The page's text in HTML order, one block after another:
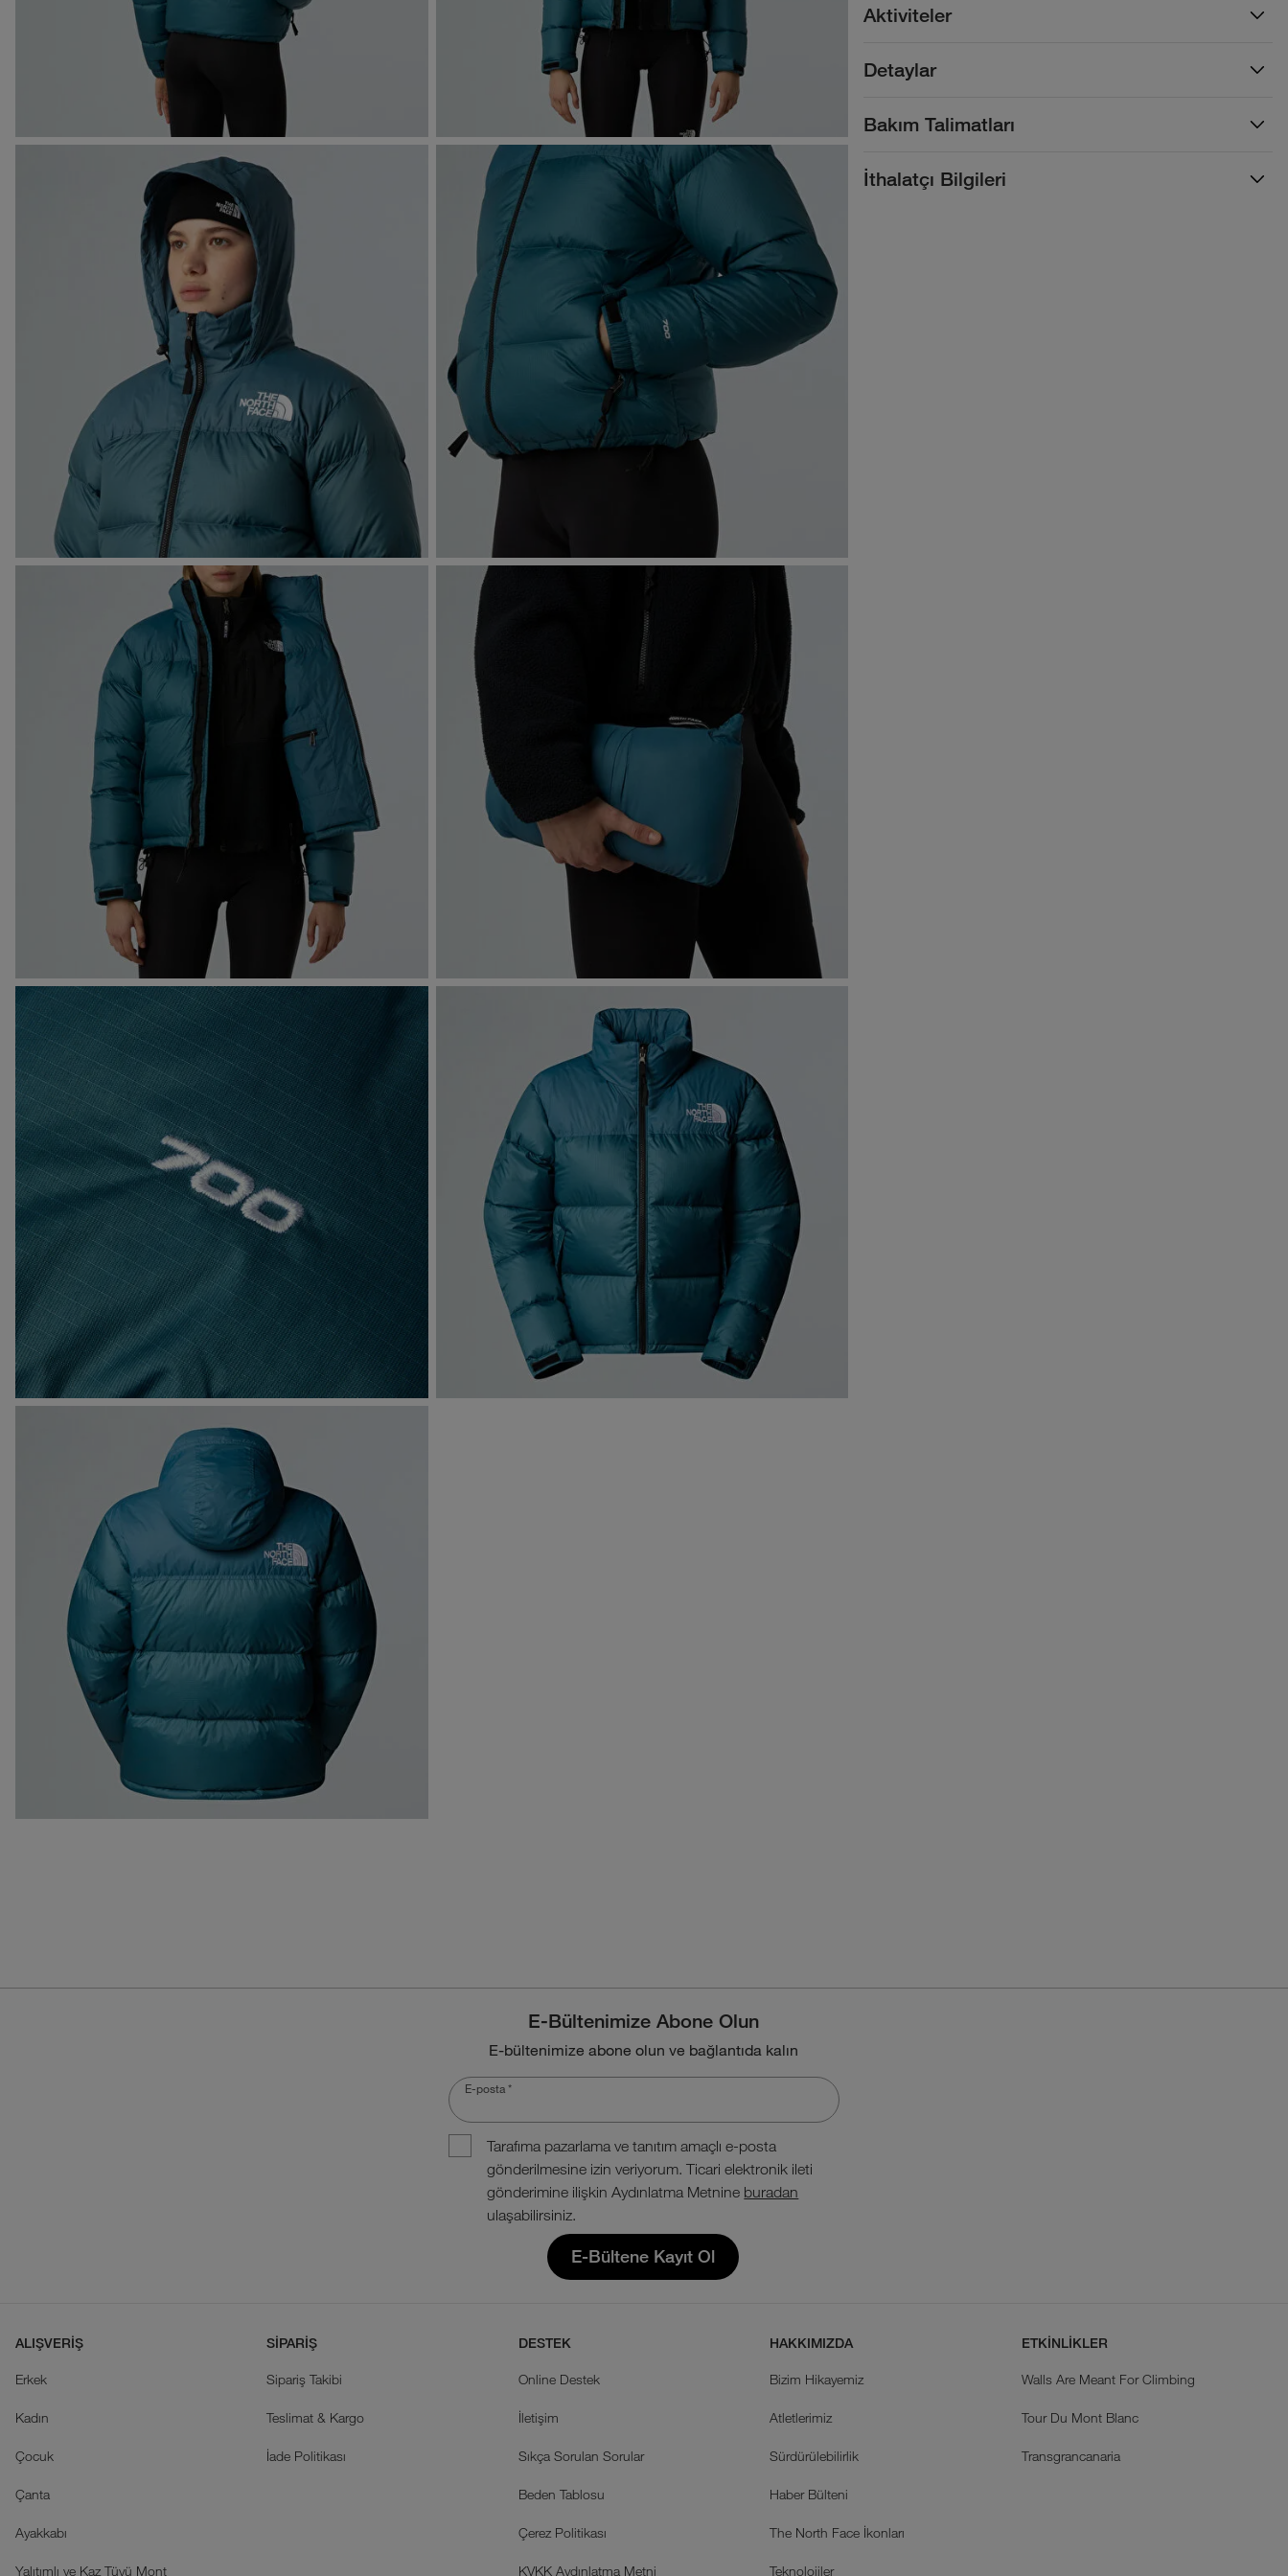
Detaylar
Aktiviteler
Bakım Talimatları
İthalatçı Bilgileri
E-Bültenimize Abone Olun
E-bültenimize abone olun ve bağlantıda kalın
E-posta *
Tarafıma pazarlama ve tanıtım amaçlı e-posta
gönderilmesine izin veriyorum. Ticari elektronik ileti
gönderimine ilişkin Aydınlatma Metnine buradan
ulaşabilirsiniz.
E-Bültene Kayıt Ol
ALIŞVERİŞ
Erkek
Kadın
Çocuk
Çanta
Ayakkabı
Yalıtımlı ve Kaz Tüyü Mont
SİPARİŞ
Sipariş Takibi
Teslimat & Kargo
İade Politikası
DESTEK
Online Destek
İletişim
Sıkça Sorulan Sorular
Beden Tablosu
Çerez Politikası
KVKK Aydınlatma Metni
HAKKIMIZDA
Bizim Hikayemiz
Atletlerimiz
Sürdürülebilirlik
Haber Bülteni
The North Face İkonları
Teknolojiler
ETKİNLİKLER
Walls Are Meant For Climbing
Tour Du Mont Blanc
Transgrancanaria